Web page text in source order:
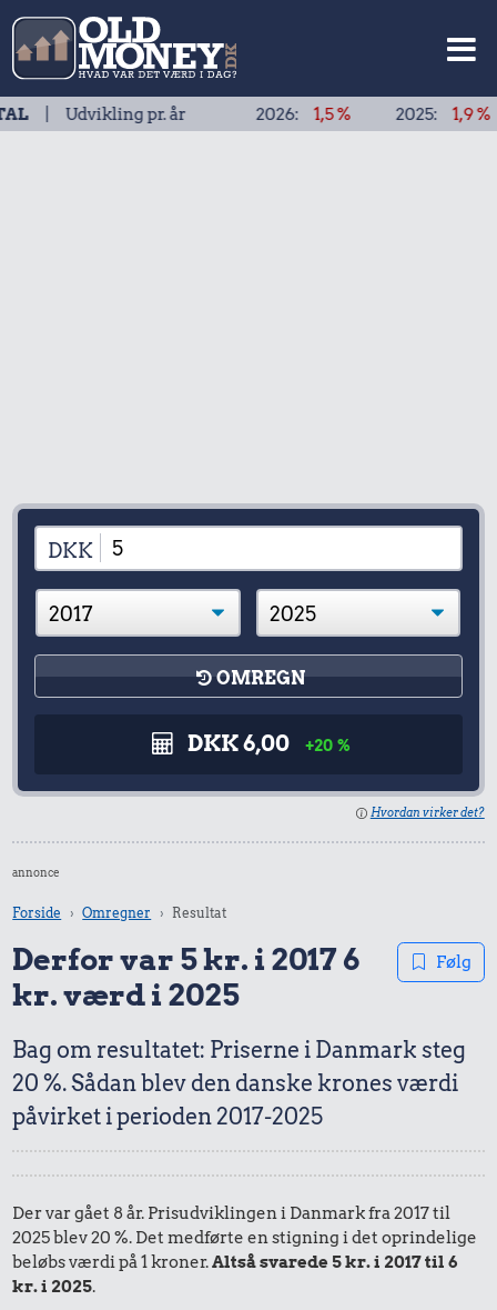
pr. år2026: 1,5 % 2025: 1,9 %
DKK
OMREGN
DKK 6,00 +20 %
Hvordan virker det?
annonce
Forside Omregner Resultat
Derfor var 5 kr. i 2017 6
kr. værd i 2025
Følg
Bag om resultatet: Priserne i Danmark steg
20 %. Sådan blev den danske krones værdi
påvirket i perioden 2017-2025
Der var gået 8 år. Prisudviklingen i Danmark fra 2017 til
2025 blev 20 %. Det medførte en stigning i det oprindelige
beløbs værdi på 1 kroner.Altså svarede 5 kr. i 2017 til 6
kr. i 2025.